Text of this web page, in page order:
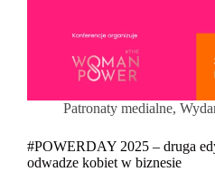
Patronaty medialne,
#POWERDAY 2025 – druga
odwadze kobiet w biznesie